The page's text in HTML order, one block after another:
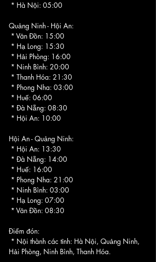
* Hà Nội: 05:00
Quảng Ninh - Hội An:
* Vân Đồn: 15:00
* Hạ Long: 15:30
* Hải Phòng: 16:00
* Ninh Bình: 20:00
* Thanh Hóa: 21:30
* Phong Nha: 03:00
* Huế: 06:00
* Đà Nẵng: 08:30
* Hội An: 10:00
Hội An - Quảng Ninh:
* Hội An: 13:30
* Đà Nẵng: 14:00
* Huế: 16:00
* Phong Nha: 21:00
* Ninh Bình: 03:00
* Hạ Long: 07:00
* Vân Đồn: 08:30
Điểm đón:
Hải Phòng, Ninh Bình, Thanh Hóa.